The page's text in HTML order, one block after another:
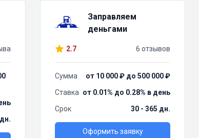
Заправляем
деньгами
2.7 6 отзывов
Сумма
от 10 000 ₽ до 500 000 ₽
Ставка от 0.01% до 0.28% в день
Срок
30 - 365 дн.
Оформить заявку